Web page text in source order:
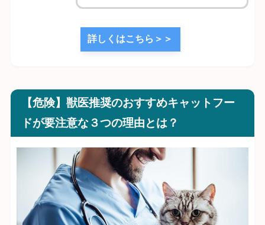
詳しくはこちら＞＞
【危険】獣医推奨のおすすめキャットフー
ドが要注意な３つの理由とは？